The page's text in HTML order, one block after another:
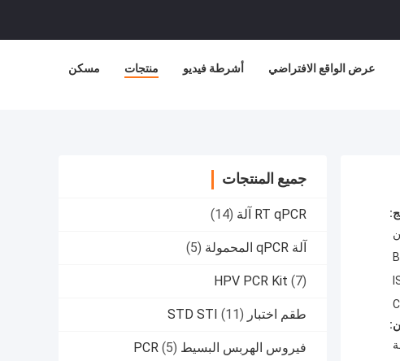
مسكن منتجات أشرطة فيديو عرض الواقع الافتراضي
جميع المنتجات
RT qPCR آلة (14)
آلة qPCR المحمولة (5)
HPV PCR Kit (7)
طقم اختبار STD STI (11)
فيروس الهربس البسيط PCR (5)